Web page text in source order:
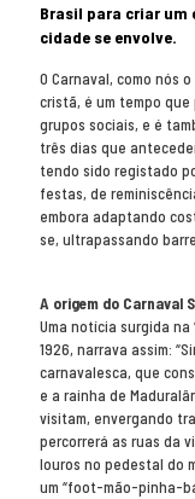
Brasil para criar um
cidade se envolve.
O Carnaval, como nós
cristã, é um tempo
grupos sociais, e é
três dias que
tendo sido registado
festas, de
embora adaptando
se, ultrapassando
A origem do Carnaval
Uma notícia surgida na
1926, narrava assim:
carnavalesca, que
e a rainha de
visitam, envergando
percorrerá as ruas da
louros no pedestal do
um “foot-mão-pinha-